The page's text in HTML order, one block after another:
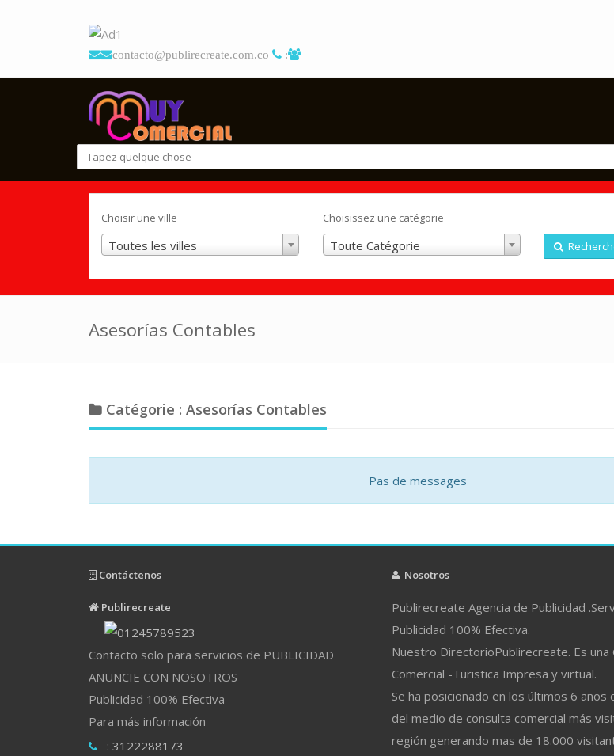
contacto@publirecreate.com.co :
Choisir une ville
Toutes les villes
Choisissez une catégorie
Toute Catégorie
Asesorías Contables
Catégorie : Asesorías Contables
Pas de messages
Contáctenos
Publirecreate
Contacto solo para servicios de PUBLICIDAD
ANUNCIE CON NOSOTROS
Publicidad 100% Efectiva
Para más información
: 3122288173
Nosotros
Publirecreate Agencia de Publicidad
Publicidad 100% Efectiva.
Nuestro DirectorioPublirecreate. Es una
Comercial -Turistica Impresa y virtual.
Se ha posicionado en los últimos 6 años
del medio de consulta comercial más
región generando mas de 18.000